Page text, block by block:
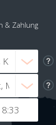
& Zahlung